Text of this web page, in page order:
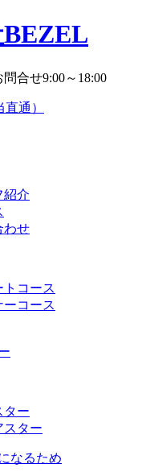
合せ9:00～18:00
直通）
紹介
わせ
トコース
ーコース
ター
スター
なるため